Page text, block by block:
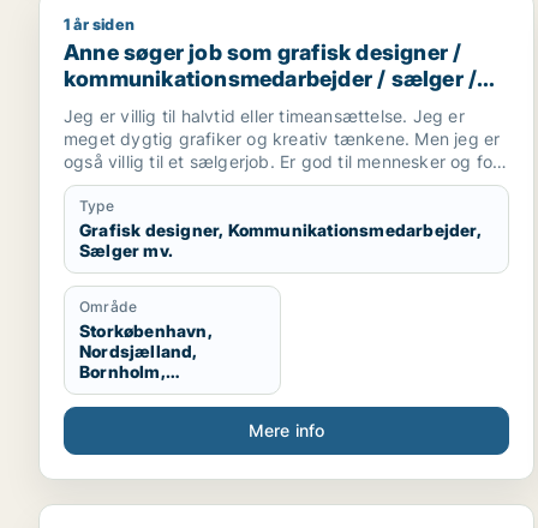
Anne søger job som grafisk designer /
1 år siden
Anne søger job som grafisk designer /
kommunikationsmedarbejder / sælger /
kreativ medarbejder / børnepasser
Jeg er villig til halvtid eller timeansættelse. Jeg er
meget dygtig grafiker og kreativ tænkene. Men jeg er
også villig til et sælgerjob. Er god til mennesker og folk
kan lide mig. Jeg har tre børn og elsker dem. Så
tænker også evt. et job i en kreativ børnehave,
efterskole undervisning eller andet formidling vil jeg
være god til.
Type
Grafisk designer, Kommunikationsmedarbejder,
Sælger mv.
Område
Storkøbenhavn,
Nordsjælland,
Bornholm,
København, Midt-og
Vestsjælland
Mere info